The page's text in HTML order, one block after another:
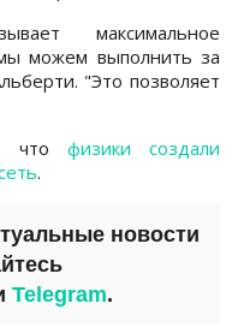
максимальное
можем выполнить за
"Это позволяет
что физики создали
.
новости
Telegram.